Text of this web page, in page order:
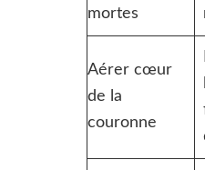
mortes
Aérer cœur
de la
couronne